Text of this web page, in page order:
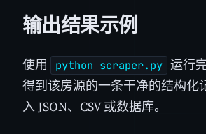
输出结果示例
使用 python scraper.py 运行
得到该房源的一条干净的结构化
入 JSON、CSV 或数据库。